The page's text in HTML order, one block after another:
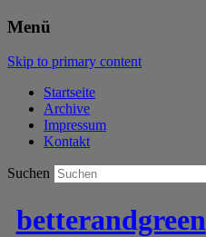
Menü
Skip to primary content
Startseite
Archive
Impressum
Kontakt
Suchen
betterandgreen